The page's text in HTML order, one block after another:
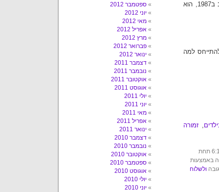
מהר מאוד לשאלות לגבי התעללות מינית. בכל מקרה, כספר שנכתב ב1987, הוא
למה
, זמורה
הפוסט הזה נכתב על ידי עשבר ביום ראשון, 25 באפריל, 2010 בשעה 6:17 תחת
באמצעות
ולשלוח
ספטמבר 2012
יוני 2012
מאי 2012
אפריל 2012
מרץ 2012
פברואר 2012
ינואר 2012
דצמבר 2011
נובמבר 2011
אוקטובר 2011
אוגוסט 2011
יולי 2011
יוני 2011
מאי 2011
אפריל 2011
ינואר 2011
דצמבר 2010
נובמבר 2010
אוקטובר 2010
ספטמבר 2010
אוגוסט 2010
יולי 2010
יוני 2010